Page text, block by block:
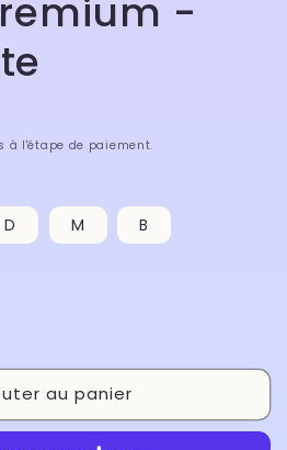
-
à l'étape de paiement.
D M B
au panier